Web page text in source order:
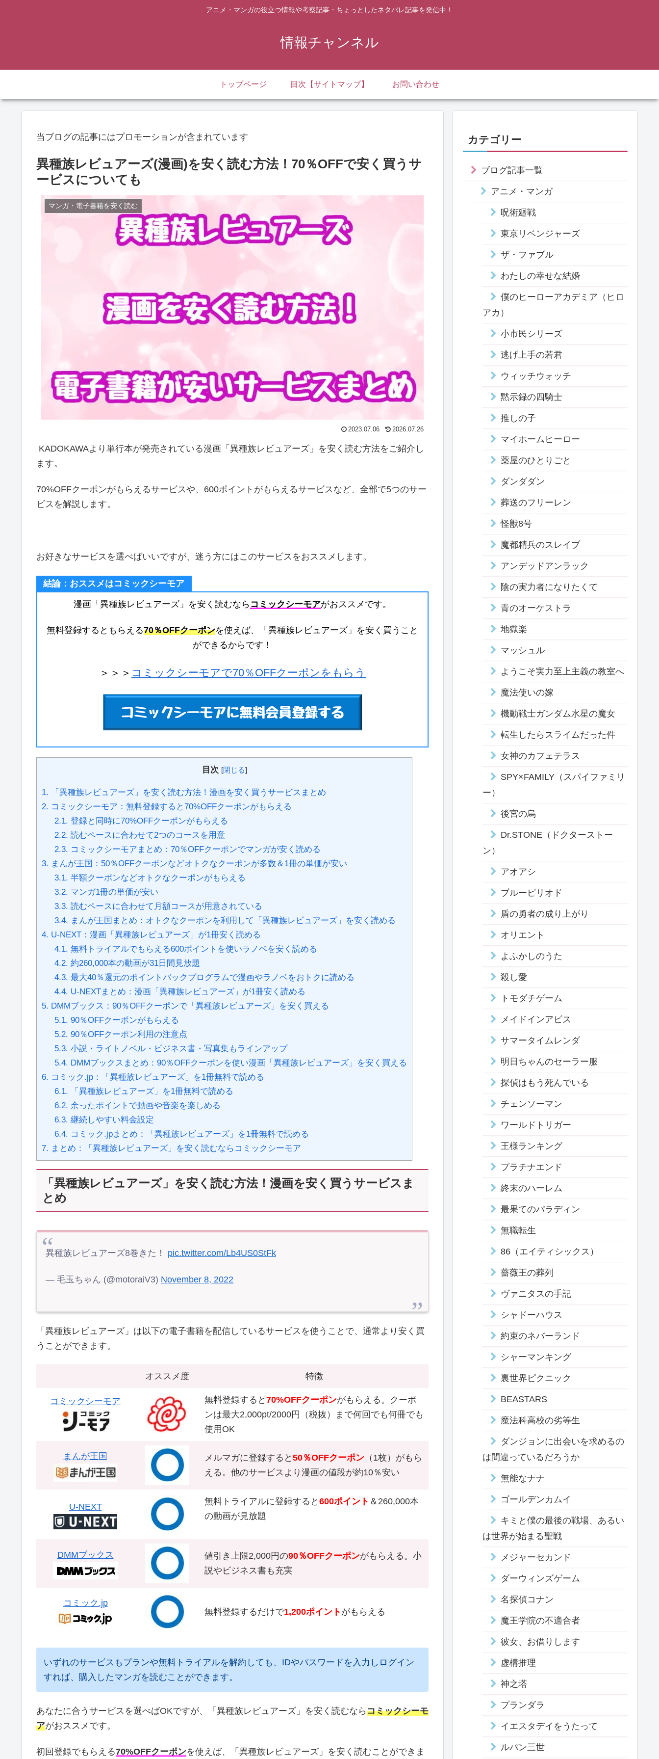
アニメ・マンガの役立つ情報や考察記事・ちょっとしたネタバレ記事を発信中！
情報チャンネル
トップページ 目次【サイトマップ】 お問い合わせ
当ブログの記事にはプロモーションが含まれています
異種族レビュアーズ(漫画)を安く読む方法！70％OFFで安く買うサ
ービスについても
マンガ・電子書籍を安く読む
2023.07.06 2026.07.26
KADOKAWAより単行本が発売されている漫画「異種族レビュアーズ」を安く読む方法をご紹介し
ます。
70%OFFクーポンがもらえるサービスや、600ポイントがもらえるサービスなど、全部で5つのサー
ビスを解説します。
お好きなサービスを選べばいいですが、迷う方にはこのサービスをおススメします。
結論：おススメはコミックシーモア
漫画「異種族レビュアーズ」を安く読むなら コミックシーモアがおススメです。
無料登録するともらえる70％OFFクーポンを使えば、「異種族レビュアーズ」を安く買うこと
ができるからです！
＞＞＞ コミックシーモアで70％OFFクーポンをもらう
目次 [閉じる]
1. 「異種族レビュアーズ」を安く読む方法！漫画を安く買うサービスまとめ
2. コミックシーモア：無料登録すると70%OFFクーポンがもらえる
2.1. 登録と同時に70%OFFクーポンがもらえる
2.2. 読むペースに合わせて2つのコースを用意
2.3. コミックシーモアまとめ：70％OFFクーポンでマンガが安く読める
3. まんが王国：50％OFFクーポンなどオトクなクーポンが多数＆1冊の単価が安い
3.1. 半額クーポンなどオトクなクーポンがもらえる
3.2. マンガ1冊の単価が安い
3.3. 読むペースに合わせて月額コースが用意されている
3.4. まんが王国まとめ：オトクなクーポンを利用して「異種族レビュアーズ」を安く読める
4. U-NEXT：漫画「異種族レビュアーズ」が1冊安く読める
4.1. 無料トライアルでもらえる600ポイントを使いラノベを安く読める
4.2. 約260,000本の動画が31日間見放題
4.3. 最大40％還元のポイントバックプログラムで漫画やラノベをおトクに読める
4.4. U-NEXTまとめ：漫画「異種族レビュアーズ」が1冊安く読める
5. DMMブックス：90％OFFクーポンで「異種族レビュアーズ」を安く買える
5.1. 90％OFFクーポンがもらえる
5.2. 90％OFFクーポン利用の注意点
5.3. 小説・ライトノベル・ビジネス書・写真集もラインアップ
5.4. DMMブックスまとめ：90％OFFクーポンを使い漫画「異種族レビュアーズ」を安く買える
6. コミック.jp：「異種族レビュアーズ」を1冊無料で読める
6.1. 「異種族レビュアーズ」を1冊無料で読める
6.2. 余ったポイントで動画や音楽を楽しめる
6.3. 継続しやすい料金設定
6.4. コミック.jpまとめ：「異種族レビュアーズ」を1冊無料で読める
7. まとめ：「異種族レビュアーズ」を安く読むならコミックシーモア
「異種族レビュアーズ」を安く読む方法！漫画を安く買うサービスま
とめ
異種族レビュアーズ8巻きた！ pic.twitter.com/Lb4US0StFk
— 毛玉ちゃん (@motoraiV3) November 8, 2022
「異種族レビュアーズ」は以下の電子書籍を配信しているサービスを使うことで、通常より安く買
うことができます。
オススメ度 特徴
コミックシーモア 無料登録すると 70%OFFクーポンがもらえる。クーポ
ンは最大2,000pt/2000円（税抜）まで何回でも何冊でも
使用OK
まんが王国 メルマガに登録すると 50％OFFクーポン （1枚）がもら
える。他のサービスより漫画の値段が約10％安い
U-NEXT
無料トライアルに登録すると 600ポイント ＆260,000本
の動画が見放題
DMMブックス 値引き上限2,000円の90％OFFクーポンがもらえる。小
説やビジネス書も充実
コミック.jp
無料登録するだけで1,200ポイント がもらえる
いずれのサービスもプランや無料トライアルを解約しても、IDやパスワードを入力しログイン
すれば、購入したマンガを読むことができます。
あなたに合うサービスを選べばOKですが、「異種族レビュアーズ」を安く読むならコミックシーモ
アがおススメです。
初回登録でもらえる70%OFFクーポンを使えば、「異種族レビュアーズ」を安く読むことができま
カテゴリー
ブログ記事一覧
アニメ・マンガ
呪術廻戦
東京リベンジャーズ
ザ・ファブル
わたしの幸せな結婚
僕のヒーローアカデミア（ヒロ
アカ）
小市民シリーズ
逃げ上手の若君
ウィッチウォッチ
黙示録の四騎士
推しの子
マイホームヒーロー
薬屋のひとりごと
ダンダダン
葬送のフリーレン
怪獣8号
魔都精兵のスレイブ
アンデッドアンラック
陰の実力者になりたくて
青のオーケストラ
地獄楽
マッシュル
ようこそ実力至上主義の教室へ
魔法使いの嫁
機動戦士ガンダム水星の魔女
転生したらスライムだった件
女神のカフェテラス
SPY×FAMILY（スパイファミリ
ー）
後宮の烏
Dr.STONE（ドクターストー
ン）
アオアシ
ブルーピリオド
盾の勇者の成り上がり
オリエント
よふかしのうた
殺し愛
トモダチゲーム
メイドインアビス
サマータイムレンダ
明日ちゃんのセーラー服
探偵はもう死んでいる
チェンソーマン
ワールドトリガー
王様ランキング
プラチナエンド
終末のハーレム
最果てのパラディン
無職転生
86（エイティシックス）
薔薇王の葬列
ヴァニタスの手記
シャドーハウス
約束のネバーランド
シャーマンキング
裏世界ピクニック
BEASTARS
魔法科高校の劣等生
ダンジョンに出会いを求めるの
は間違っているだろうか
無能なナナ
ゴールデンカムイ
キミと僕の最後の戦場、あるい
は世界が始まる聖戦
メジャーセカンド
ダーウィンズゲーム
名探偵コナン
魔王学院の不適合者
彼女、お借りします
虚構推理
神之塔
プランダラ
イエスタデイをうたって
ルパン三世